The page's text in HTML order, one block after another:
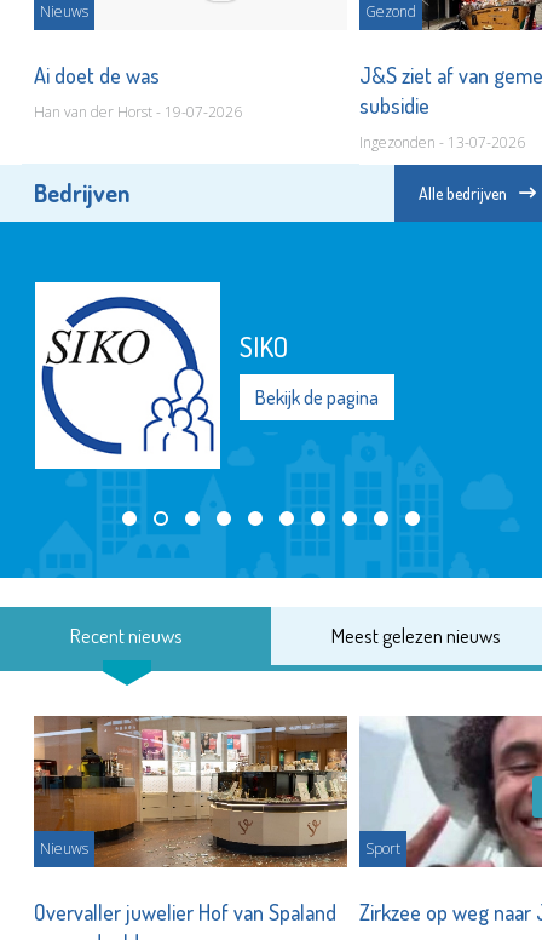
Nieuws
Ai doet de was
Han van der Horst - 19-07-2026
Gezond
J&S ziet af van
subsidie
Ingezonden - 13-07-2026
Bedrijven Alle bedrijven
Stroomopwaarts MVS
Bekijk de pagina
Recent nieuws Meest gelezen nieuws
Nieuws
Overvaller juwelier Hof van Spaland
Sport
Zirkzee op weg